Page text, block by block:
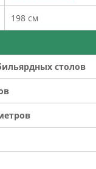
198 см
столов